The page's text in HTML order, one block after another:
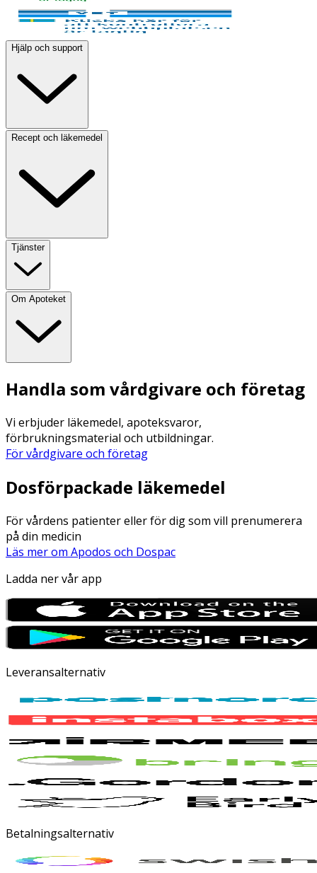
Hjälp och support
Recept och läkemedel
Tjänster
Om Apoteket
Handla som vårdgivare och företag
Vi erbjuder läkemedel, apoteksvaror,
förbrukningsmaterial och utbildningar.
För vårdgivare och företag
Dosförpackade läkemedel
För vårdens patienter eller för dig som vill prenumerera
på din medicin
Läs mer om Apodos och Dospac
Ladda ner vår app
Leveransalternativ
Betalningsalternativ